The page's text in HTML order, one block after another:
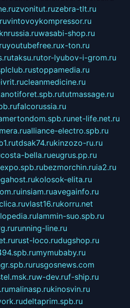
zvonitut.ruzebra-tlt.ru
vintovoykompressor.ru
wasabi-shop.ru
youtubefree.rux-ton.ru
taksu.rutor-lyubov-i-grom.ru
stoppamedia.ru
cleanmedicine.ru
tutmassage.ru
falcorussia.ru
net-life.net.ru
alliance-electro.spb.ru
tdsak74.rukinzozo-ru.ru
costa-bella.rueugrus.pp.ru
bezmorchin.ruia2.ru
kolosok-elita.ru
insiam.ruavegainfo.ru
vlast16.rukorru.net
lammin-suo.spb.ru
running-line.ru
rust-loco.rudugshop.ru
mymubaby.ru
rusgosnews.com
w-dev.ruf-ship.ru
malinasp.rukinosvin.ru
deltaprim.spb.ru